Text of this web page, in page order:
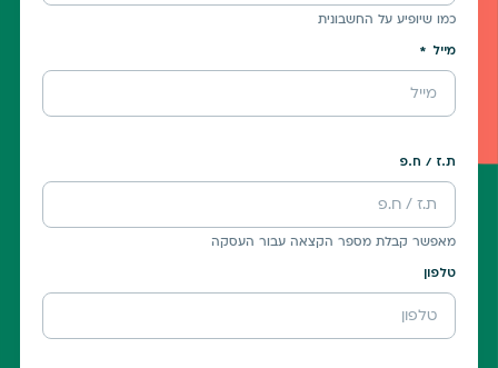
כמו שיופיע על החשבונית
מייל
ת.ז / ח.פ
מאפשר קבלת מספר הקצאה עבור העסקה
טלפון